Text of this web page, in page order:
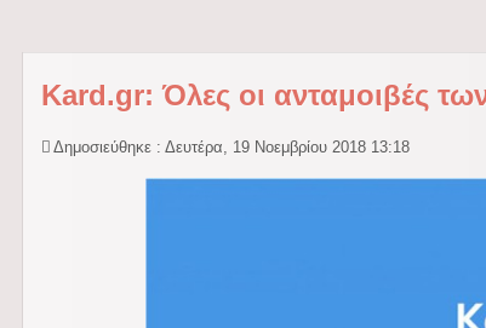
Kard.gr: Όλες οι ανταμοιβές
Δημοσιεύθηκε : Δευτέρα, 19 Νοεμβρίου 2018 13:18